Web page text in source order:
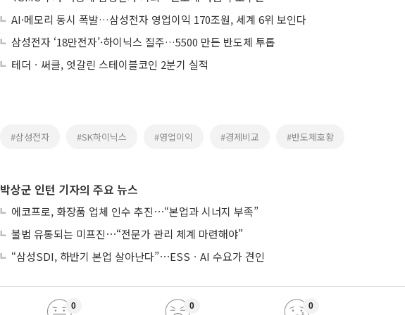
AI·메모리 동시 폭발…삼성전자 영업이익 170조원, 세계 6위 보인다
삼성전자 ‘18만전자’·하이닉스 질주…5500 만든 반도체 투톱
테더ㆍ써클, 엇갈린 스테이블코인 2분기 실적
#삼성전자 #SK하이닉스 #영업이익 #경제비교 #반도체호황
박상군 인턴 기자의 주요 뉴스
에코프로, 화장품 업체 인수 추진⋯“본업과 시너지 부족”
불법 유통되는 미프진⋯“전문가 관리 체계 마련해야”
“삼성SDI, 하반기 본업 살아난다”⋯ESSㆍAI 수요가 견인
0 0 0